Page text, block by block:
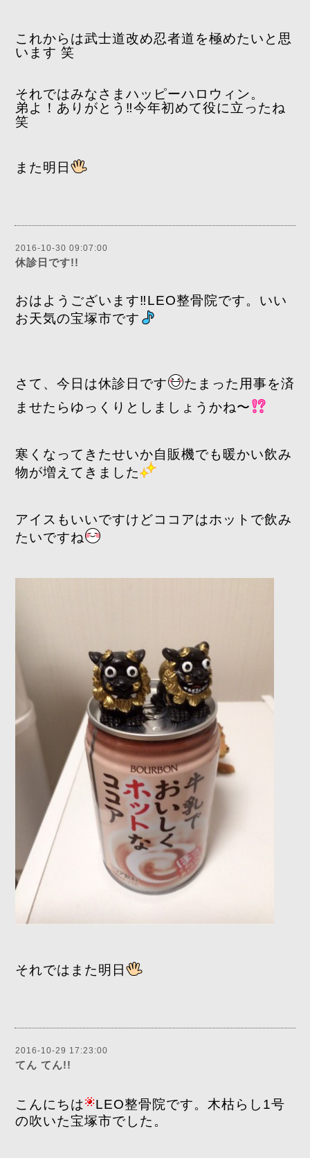
これからは武士道改め忍者道を極めたいと思
います 笑
それではみなさまハッピーハロウィン。
弟よ！ありがとう‼️今年初めて役に立ったね
笑
また明日
2016-10-30 09:07:00
休診日です!!
おはようございます‼️LEO整骨院です。いい
お天気の宝塚市です
さて、今日は休診日です
たまった用事を済
ませたらゆっくりとしましょうかね〜
寒くなってきたせいか自販機でも暖かい飲み
物が増えてきました
アイスもいいですけどココアはホットで飲み
たいですね
それではまた明日
2016-10-29 17:23:00
てん てん!!
こんにちは
LEO整骨院です。木枯らし1号
の吹いた宝塚市でした。